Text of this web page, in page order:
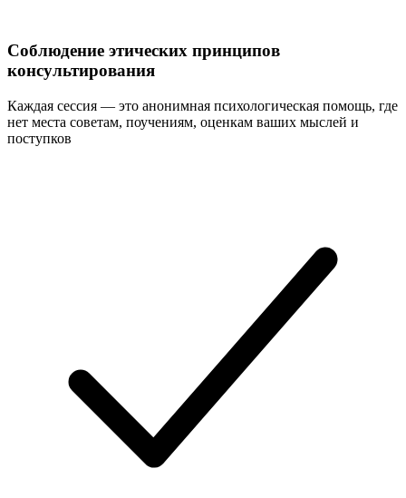
Соблюдение этических принципов
консультирования
Каждая сессия — это анонимная психологическая помощь, где
нет места советам, поучениям, оценкам ваших мыслей и
поступков